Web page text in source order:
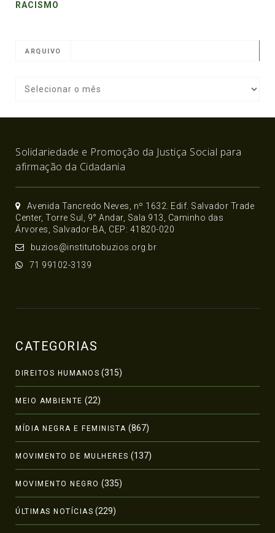
RACISMO
ARQUIVO
Solidariedade e Promoção da Justiça Social para
afirmação da Cidadania
Avenida Tancredo Neves, nº 1632. Edif. Salvador Trade
Center, Torre Sul, 9° Andar, Sala 913, Caminho das
Árvores, Salvador-BA, CEP: 41820-020
buzios@institutobuzios.org.br
71 99102-3139
CATEGORIAS
DIREITOS HUMANOS (315)
MEIO AMBIENTE (22)
MÍDIA NEGRA E FEMINISTA (867)
MOVIMENTO DE MULHERES (137)
MOVIMENTO NEGRO (335)
ÚLTIMAS NOTÍCIAS (229)